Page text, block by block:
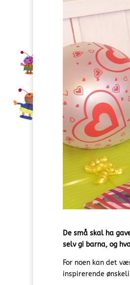
De små skal ha
selv gi barna, og
For noen kan det
inspirerende